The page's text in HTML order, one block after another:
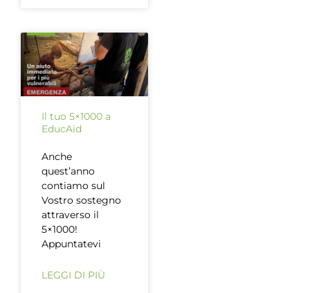
Il tuo 5×1000 a
EducAid
Anche
quest’anno
contiamo sul
Vostro sostegno
attraverso il
5×1000!
Appuntatevi
LEGGI DI PIÙ